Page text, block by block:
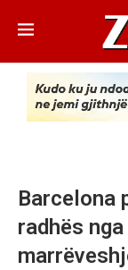
Barcelona
radhës